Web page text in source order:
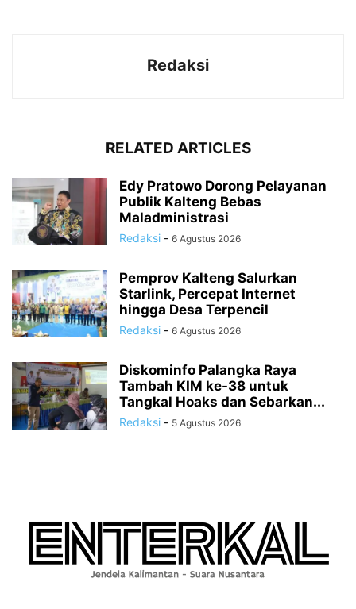
Redaksi
RELATED ARTICLES
Edy Pratowo Dorong Pelayanan
Publik Kalteng Bebas
Maladministrasi
Redaksi - 6 Agustus 2026
Pemprov Kalteng Salurkan
Starlink, Percepat Internet
hingga Desa Terpencil
Redaksi - 6 Agustus 2026
Diskominfo Palangka Raya
Tambah KIM ke-38 untuk
Tangkal Hoaks dan Sebarkan...
Redaksi - 5 Agustus 2026